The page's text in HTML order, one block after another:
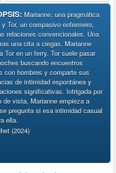
Marianne, una pragmática
Tor, un compasivo enfermero,
relaciones convencionales. Una
una cita a ciegas, Marianne
Tor en un ferry. Tor suele pasar
buscando encuentros
con hombres y comparte sus
de intimidad espontánea y
significativas. Intrigada por
de vista, Marianne empieza a
pregunta si esa intimidad casual
ella.
(2024)